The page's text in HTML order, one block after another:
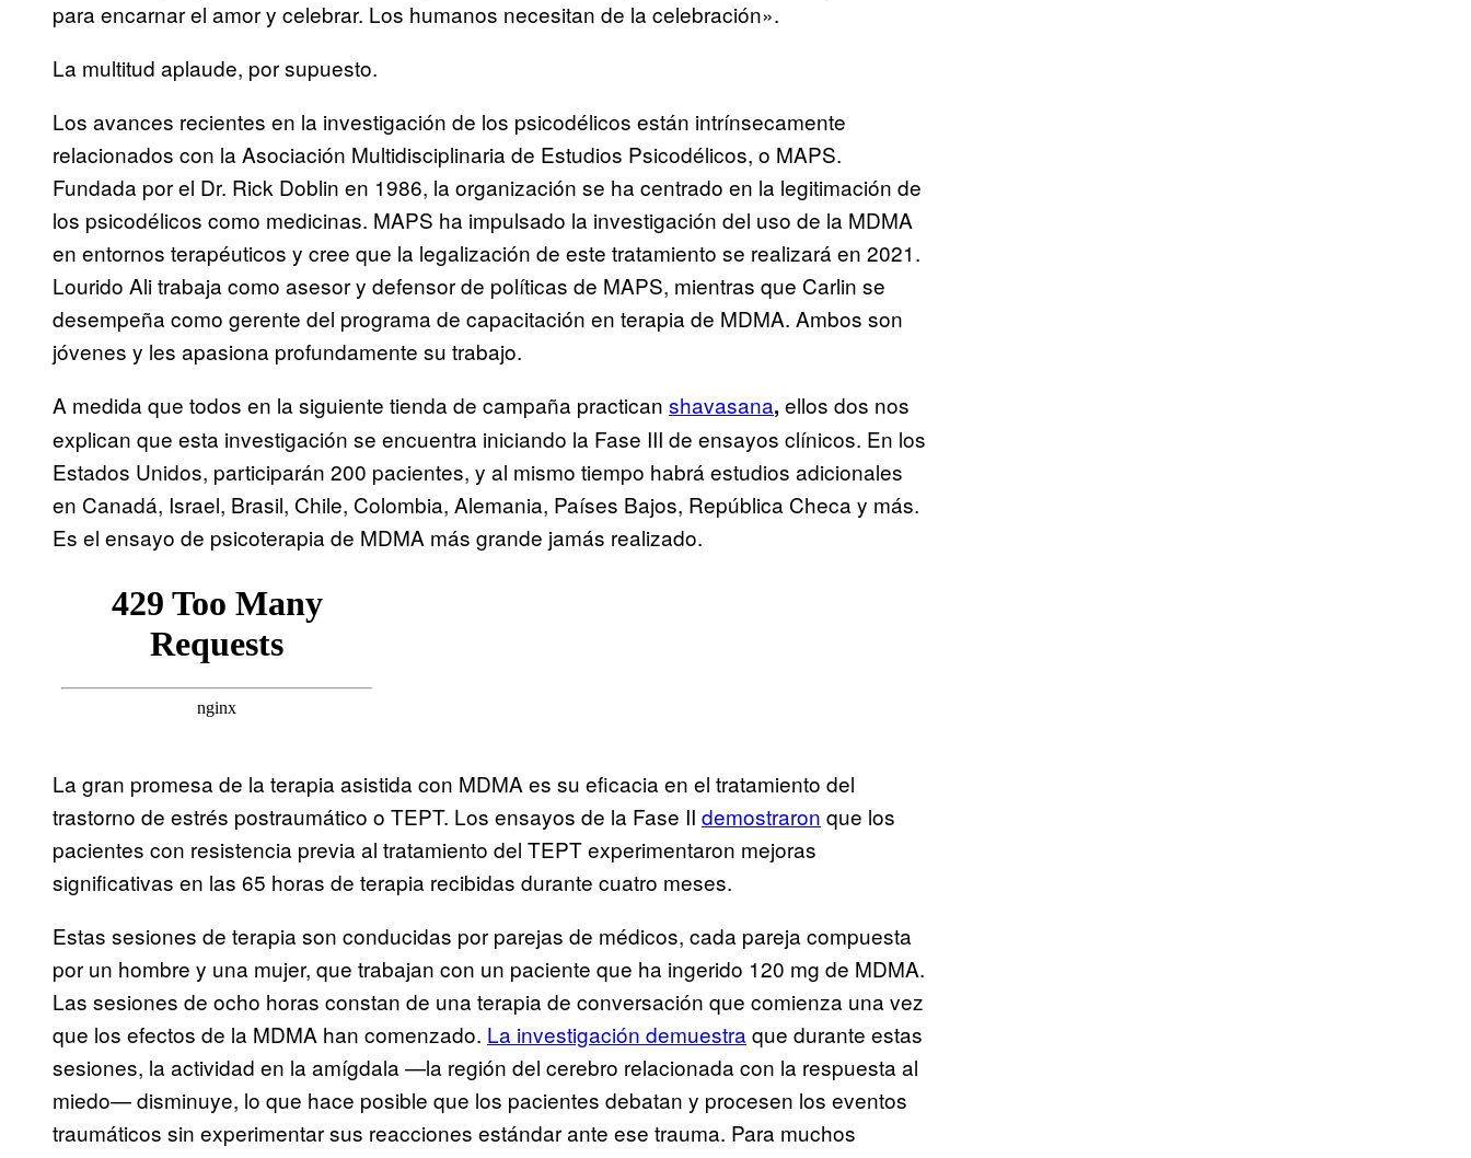
para encarnar el amor y celebrar. Los humanos necesitan de la celebración».
La multitud aplaude, por supuesto.
Los avances recientes en la investigación de los psicodélicos están intrínsecamente
relacionados con la Asociación Multidisciplinaria de Estudios Psicodélicos, o MAPS.
Fundada por el Dr. Rick Doblin en 1986, la organización se ha centrado en la legitimación de
los psicodélicos como medicinas. MAPS ha impulsado la investigación del uso de la MDMA
en entornos terapéuticos y cree que la legalización de este tratamiento se realizará en 2021.
Lourido Ali trabaja como asesor y defensor de políticas de MAPS, mientras que Carlin se
desempeña como gerente del programa de capacitación en terapia de MDMA. Ambos son
jóvenes y les apasiona profundamente su trabajo.
A medida que todos en la siguiente tienda de campaña practican shavasana, ellos dos nos
explican que esta investigación se encuentra iniciando la Fase III de ensayos clínicos. En los
Estados Unidos, participarán 200 pacientes, y al mismo tiempo habrá estudios adicionales
en Canadá, Israel, Brasil, Chile, Colombia, Alemania, Países Bajos, República Checa y más.
Es el ensayo de psicoterapia de MDMA más grande jamás realizado.
La gran promesa de la terapia asistida con MDMA es su eficacia en el tratamiento del
trastorno de estrés postraumático o TEPT. Los ensayos de la Fase II demostraron que los
pacientes con resistencia previa al tratamiento del TEPT experimentaron mejoras
significativas en las 65 horas de terapia recibidas durante cuatro meses.
Estas sesiones de terapia son conducidas por parejas de médicos, cada pareja compuesta
por un hombre y una mujer, que trabajan con un paciente que ha ingerido 120 mg de MDMA.
Las sesiones de ocho horas constan de una terapia de conversación que comienza una vez
que los efectos de la MDMA han comenzado. La investigación demuestra que durante estas
sesiones, la actividad en la amígdala —la región del cerebro relacionada con la respuesta al
miedo— disminuye, lo que hace posible que los pacientes debatan y procesen los eventos
traumáticos sin experimentar sus reacciones estándar ante ese trauma. Para muchos